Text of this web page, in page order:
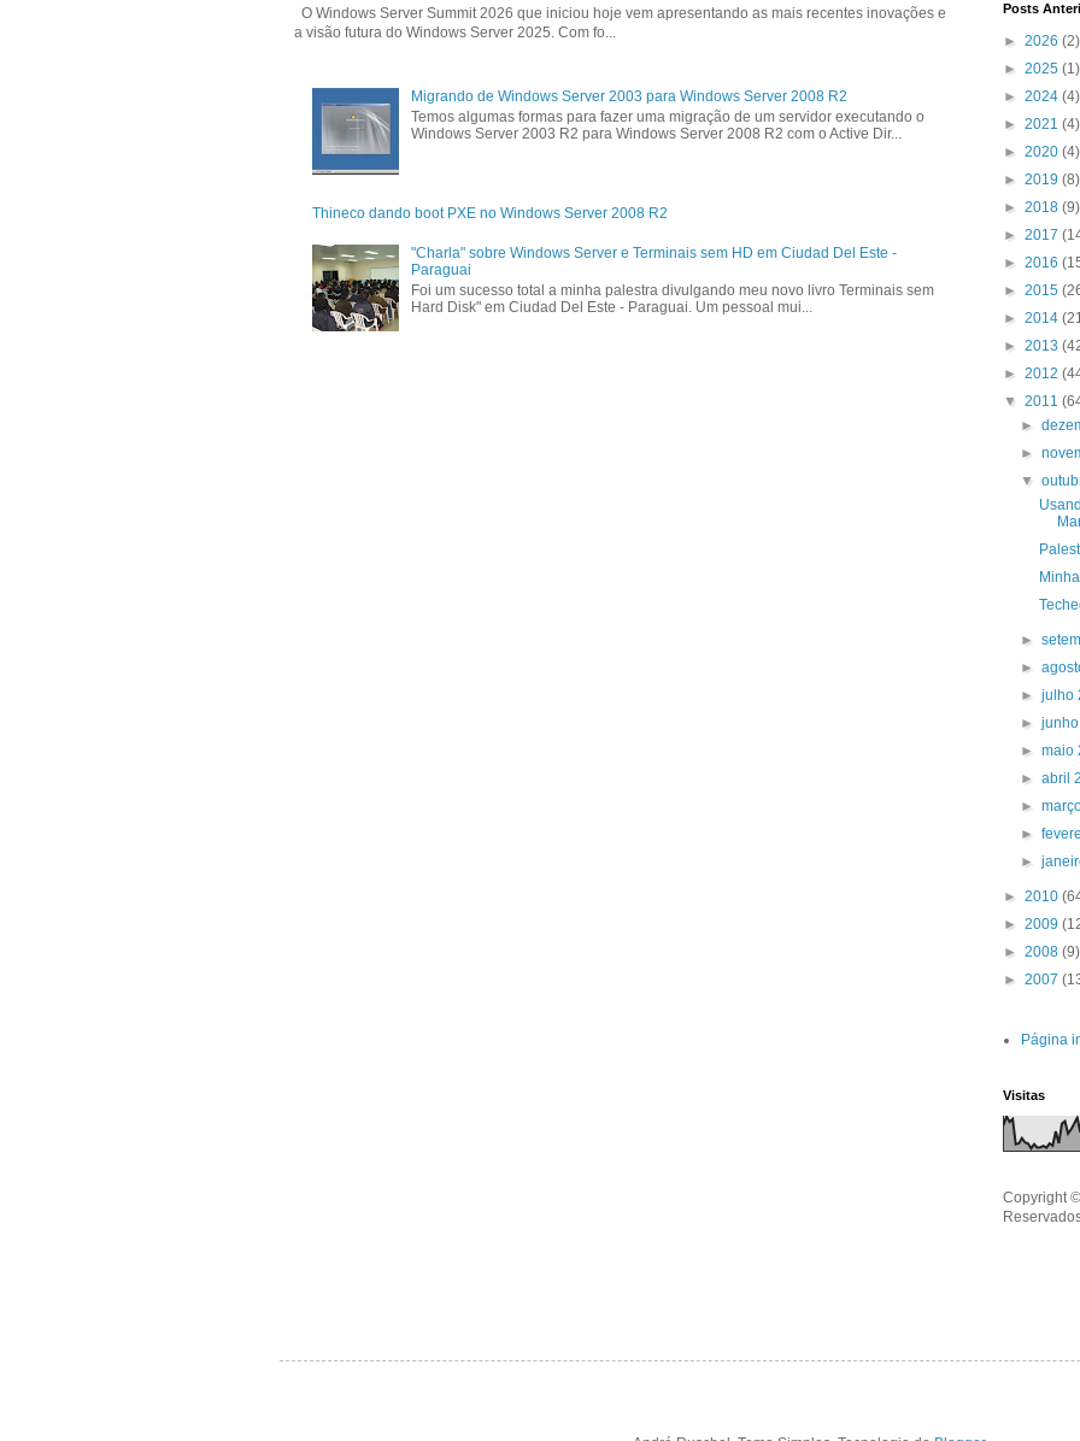
O Windows Server Summit 2026 que iniciou hoje vem apresentando as mais recentes inovações e
a visão futura do Windows Server 2025. Com fo...
Migrando de Windows Server 2003 para Windows Server 2008 R2
Temos algumas formas para fazer uma migração de um servidor executando o
Windows Server 2003 R2 para Windows Server 2008 R2 com o Active Dir...
Thineco dando boot PXE no Windows Server 2008 R2
"Charla" sobre Windows Server e Terminais sem HD em Ciudad Del Este -
Paraguai
Foi um sucesso total a minha palestra divulgando meu novo livro Terminais sem
Hard Disk" em Ciudad Del Este - Paraguai. Um pessoal mui...
Posts
► 2026 (2)
► 2025 (1)
► 2024 (4)
► 2021 (4)
► 2020 (4)
► 2019 (8)
► 2018 (9)
► 2017
► 2016
► 2015
► 2014
► 2013
► 2012
▼ 2011
►
►
▼
►
►
►julho
►
►maio
►abril
►
►
►
► 2010
► 2009
► 2008 (9)
► 2007
Página
Visitas
Copyright